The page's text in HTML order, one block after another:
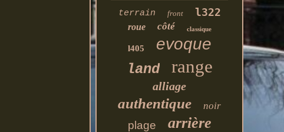
terrain front l322
roue côté classique
l405 evoque
land range
alliage
authentique noir
plage arrière